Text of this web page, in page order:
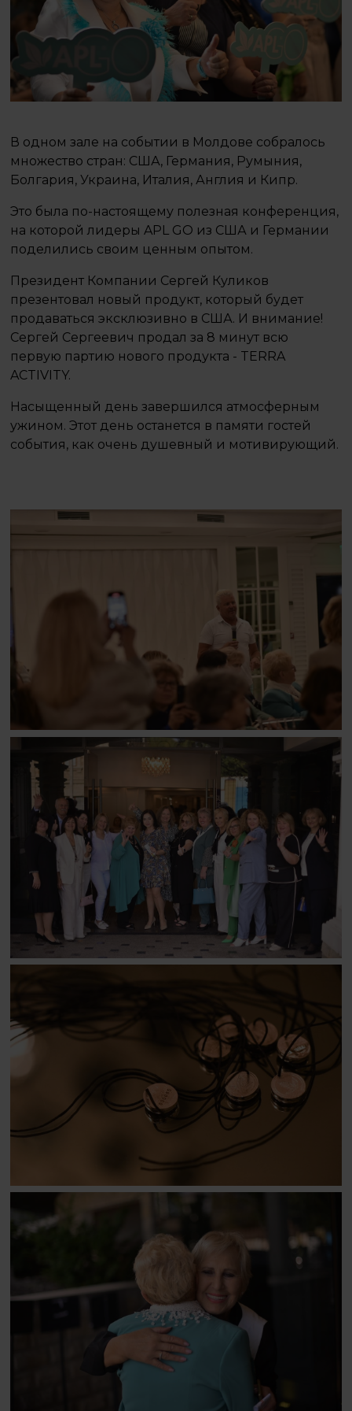
В одном зале на событии в Молдове собралось
множество стран: США, Германия, Румыния,
Болгария, Украина, Италия, Англия и Кипр.
Это была по-настоящему полезная конференция,
на которой лидеры APL GO из США и Германии
поделились своим ценным опытом.
Президент Компании Сергей Куликов
презентовал новый продукт, который будет
продаваться эксклюзивно в США. И внимание!
Сергей Сергеевич продал за 8 минут всю
первую партию нового продукта - TERRA
ACTIVITY.
Насыщенный день завершился атмосферным
ужином. Этот день останется в памяти гостей
события, как очень душевный и мотивирующий.